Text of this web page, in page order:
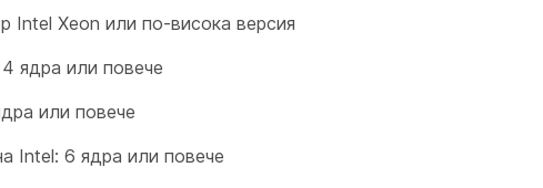
Intel Xeon или по-висока версия
ядра или повече
или повече
Intel: 6 ядра или повече